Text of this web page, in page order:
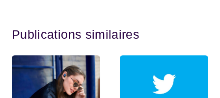
Publications similaires